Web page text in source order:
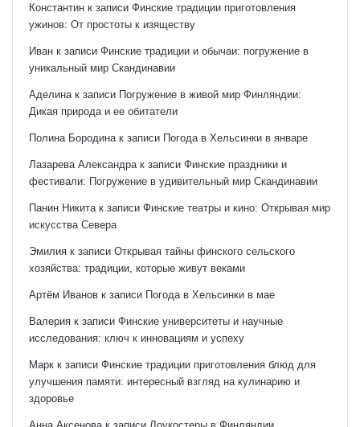
Константин к записи Финские традиции приготовления
ужинов: От простоты к изяществу
Иван к записи Финские традиции и обычаи: погружение в
уникальный мир Скандинавии
Аделина к записи Погружение в живой мир Финляндии:
Дикая природа и ее обитатели
Полина Бородина к записи Погода в Хельсинки в январе
Лазарева Александра к записи Финские праздники и
фестивали: Погружение в удивительный мир Скандинавии
Панин Никита к записи Финские театры и кино: Открывая мир
искусства Севера
Эмилия к записи Открывая тайны финского сельского
хозяйства: традиции, которые живут веками
Артём Иванов к записи Погода в Хельсинки в мае
Валерия к записи Финские университеты и научные
исследования: ключ к инновациям и успеху
Марк к записи Финские традиции приготовления блюд для
улучшения памяти: интересный взгляд на кулинарию и
здоровье